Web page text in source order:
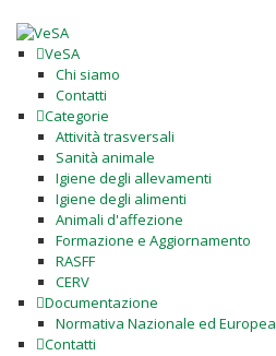
VeSA
Chi siamo
Contatti
Categorie
Attività trasversali
Sanità animale
Igiene degli allevamenti
Igiene degli alimenti
Animali d'affezione
Formazione e Aggiornamento
RASFF
CERV
Documentazione
Normativa Nazionale ed Europea
Contatti